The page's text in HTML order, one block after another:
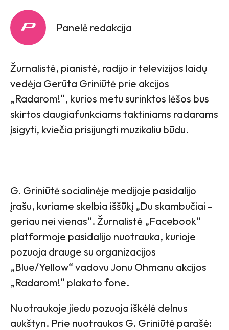
Panelė redakcija
Žurnalistė, pianistė, radijo ir televizijos laidų
vedėja Gerūta Griniūtė prie akcijos
„Radarom!“, kurios metu surinktos lėšos bus
skirtos daugiafunkciams taktiniams radarams
įsigyti, kviečia prisijungti muzikaliu būdu.
G. Griniūtė socialinėje medijoje pasidalijo
įrašu, kuriame skelbia iššūkį „Du skambučiai –
geriau nei vienas“. Žurnalistė „Facebook“
platformoje pasidalijo nuotrauka, kurioje
pozuoja drauge su organizacijos
„Blue/Yellow“ vadovu Jonu Ohmanu akcijos
„Radarom!“ plakato fone.
Nuotraukoje jiedu pozuoja iškėlė delnus
aukštyn. Prie nuotraukos G. Griniūtė parašė: